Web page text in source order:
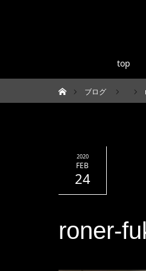
top
ホームブログ
2020
FEB
24
roner-